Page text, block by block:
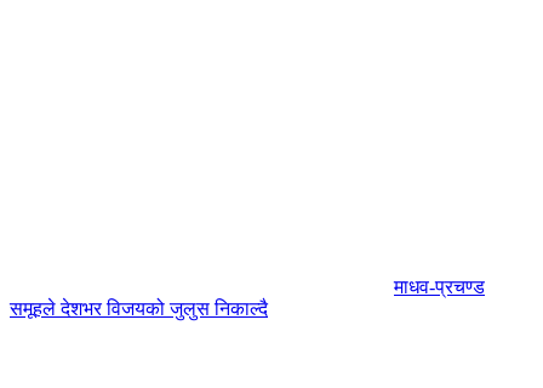
माधव-प्रचण्ड
समूहले देशभर विजयको जुलुस निकाल्दै